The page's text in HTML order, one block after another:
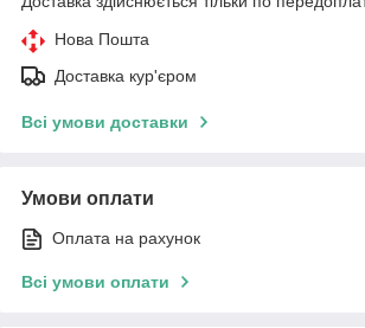
Нова Пошта
Доставка кур'єром
Всі умови доставки
Умови оплати
Оплата на рахунок
Всі умови оплати